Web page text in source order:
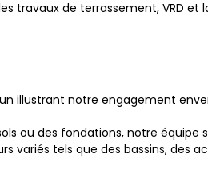
travaux de terrassement, VRD
illustrant notre engagement
ou des fondations, notre équipe
variés tels que des bassins, des